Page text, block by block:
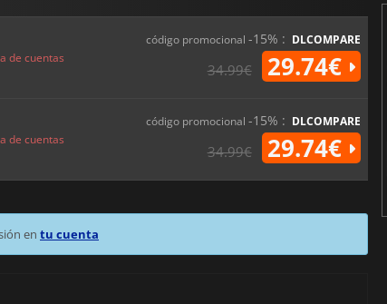
de cuentas
código promocional -15% : DLCOMPARE
34.99€ 29.74€
de cuentas
código promocional -15% : DLCOMPARE
34.99€ 29.74€
en tu cuenta